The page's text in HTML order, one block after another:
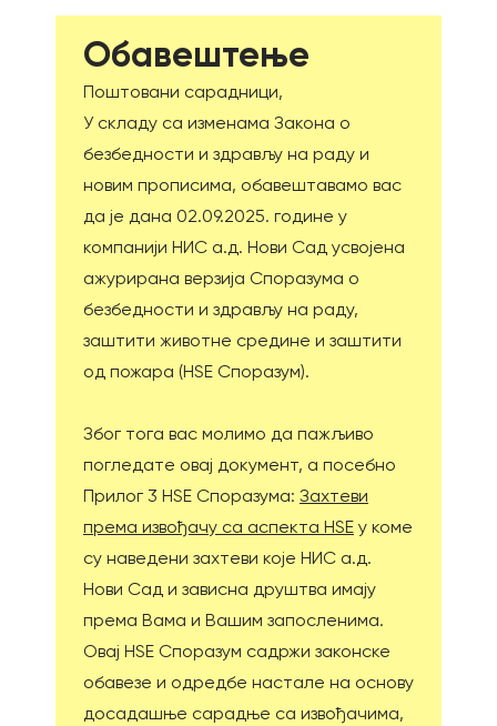
Oбавештење
Поштовани сарадници,
У складу са изменама Закона о
безбедности и здрављу на раду и
новим прописима, обавештавамо вас
да је дана 02.09.2025. године у
компанији НИС а.д. Нови Сад усвојена
ажурирана верзија Споразума о
безбедности и здрављу на раду,
заштити животне средине и заштити
од пожара (HSE Споразум).
Због тога вас молимо да пажљиво
погледате овај документ, а посебно
Прилог 3 НЅЕ Споразума: Захтеви
према извођачу са аспекта НЅЕ у коме
су наведени захтеви које НИС а.д.
Нови Сад и зависна друштва имају
према Вама и Вашим запосленима.
Овај HSE Споразум садржи законске
обавезе и одредбе настале на основу
досадашње сарадње са извођачима,